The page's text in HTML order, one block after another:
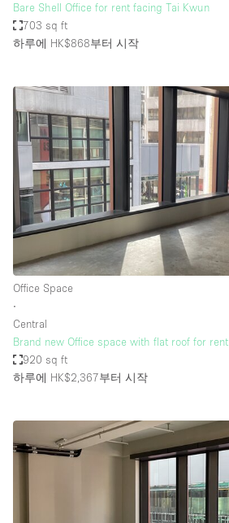
Bare Shell Office for rent facing Tai Kwun
703 sq ft
하루에 HK$868부터 시작
Office Space
∙
Central
Brand new Office space with flat roof for rent
920 sq ft
하루에 HK$2,367부터 시작